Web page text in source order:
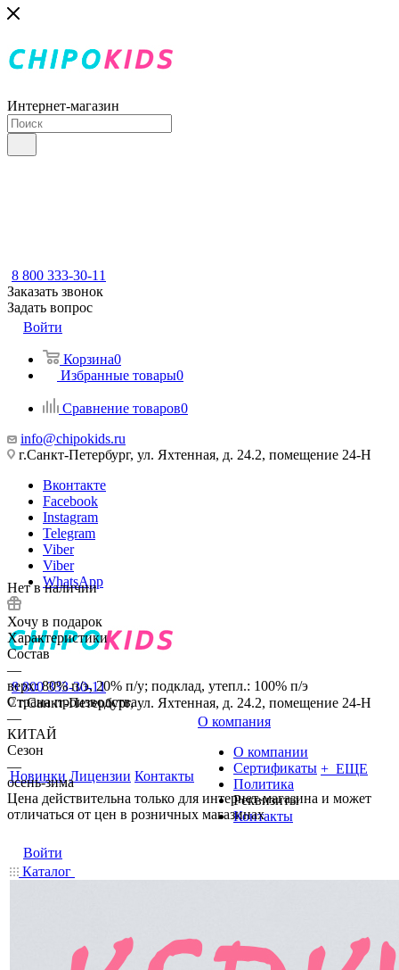
Интернет-магазин
8 800 333-30-11
Заказать звонок
Задать вопрос
Войти
Корзина0
Избранные товары0
Сравнение товаров0
info@chipokids.ru
г.Санкт-Петербург, ул. Яхтенная, д. 24.2, помещение 24-Н
Вконтакте
Facebook
Instagram
Telegram
Viber
Viber
WhatsApp
8 800 333-30-11
г.Санкт-Петербург, ул. Яхтенная, д. 24.2, помещение 24-Н
Новинки Лицензии Контакты
О компания
О компании
Сертификаты
Политика
Реквизиты
Контакты
+ ЕЩЕ
Войти
Каталог
Нет в наличии
Хочу в подарок
Характеристики
Состав
—
верх: 80% п/э, 20% п/у; подклад, утепл.: 100% п/э
Страна производства
—
КИТАЙ
Сезон
—
осень-зима
Цена действительна только для интернет-магазина и может
отличаться от цен в розничных магазинах